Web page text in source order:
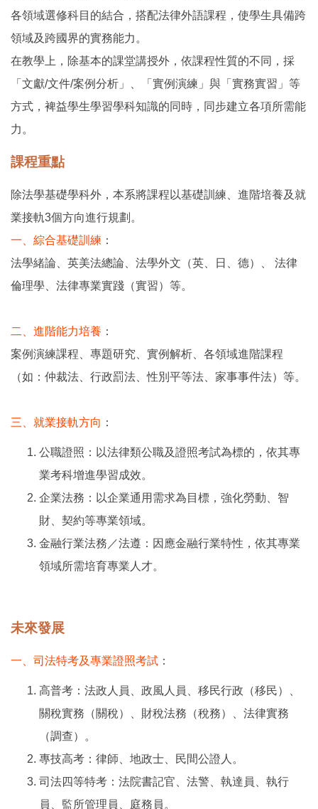
各領域選修科目的結合，搭配法律外語課程，使學生具備跨
領域及跨國界的實務能力。
在教學上，除基本的課堂講授外，依課程性質的不同，採
「文獻/文件/案例分析」、「實例演練」與「實務實習」等
方式，裨益學生學習學科知識的同時，同步建立各項所需能
力。
課程重點
除法學基礎學科外，本系將課程以基礎訓練、進階培養及就
業接軌3個方向進行規劃。
一、綜合基礎訓練 ：
法學緒論、英美法總論、法學外文（英、日、德）、 法律
倫理學、法律專業實踐（實習）等。
二、進階能力培養 ：
案例演練課程、專題研究、實例解析、各領域進階課程
（如：仲裁法、行政罰法、性別平等法、家事事件法）等。
三、就業接軌方向 ：
公職證照：以法律類公職及證照考試為標的，依其專
業考科增進學習成效。
企業法務：以企業通用需求為目標，強化勞動、智
財、契約等專業領域。
金融行業法務／法遵：因應金融行業特性，依其專業
領域所需培育專業人才。
未來發展
一、司法特考及專業證照考試 ：
高普考：法政人員、政風人員、移民行政（移民）、
關稅實務（關稅）、財稅法務（稅務）、法律實務
（調查）。
專技高考：律師、地政士、民間公證人。
司法四等特考：法院書記官、法警、執達員、執行
員、監所管理員、庭務員。